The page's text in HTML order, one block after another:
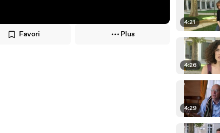
Favori Plus
4:21
4:26
4:29